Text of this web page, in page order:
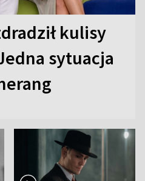
kulisy
sytuacja